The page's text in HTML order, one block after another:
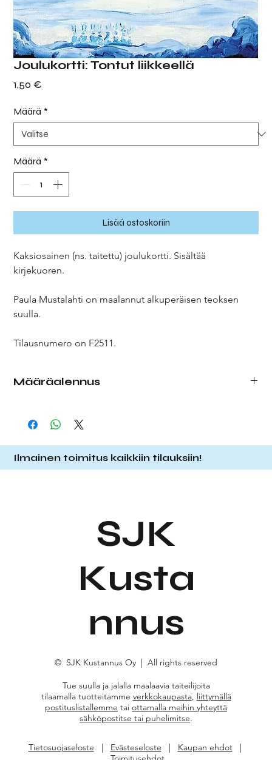
Joulukortti: Tontut liikkeellä
1,50 €
Määrä *
Määrä *
Lisää ostoskoriin
Kaksiosainen (ns. taitettu) joulukortti. Sisältää
kirjekuoren.
Paula Mustalahti on maalannut alkuperäisen teoksen
suulla.
Tilausnumero on F2511.
Määräalennus
määrä kortteja. Tilatessasi enemmän kortteja, saat
1 kpl1,50 € (á 1,50 €)
10 kpl13,00 € (á 1,30 €)
Ilmainen toimitus kaikkiin tilauksiin!
SJK
Kusta
nnus
© SJK Kustannus Oy | All rights reserved
Tue suulla ja jalalla maalaavia taiteilijoita
tilaamalla tuotteitamme verkkokaupasta, liittymällä
postituslistallemme tai ottamalla meihin yhteyttä
sähköpostitse tai puhelimitse.
Tietosuojaseloste Evästeseloste Kaupan ehdot|